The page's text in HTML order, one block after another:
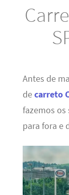
Antes de
decarreto
fazemos os
para fora e